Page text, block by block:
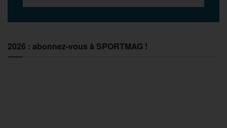
2026 : abonnez-vous à SPORTMAG !